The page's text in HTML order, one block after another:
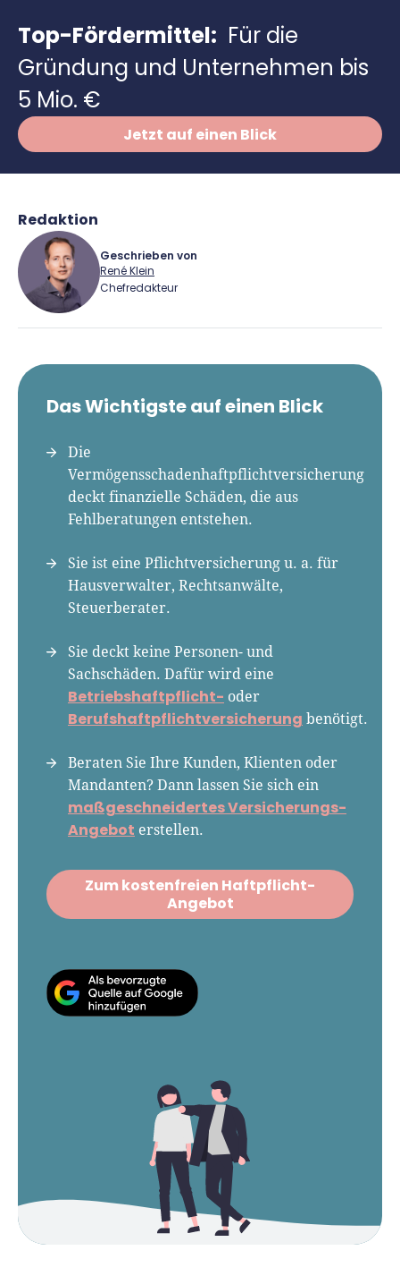
Weitere Tools & Vorlagen
Vergleiche
Steuerberatung
Software
Deals
Top-Fördermittel: Für die
Gründung und Unternehmen bis
5 Mio. €
Jetzt auf einen Blick
Redaktion
Geschrieben von
René Klein
Chefredakteur
Gründer.de Teil der deutschen
Gründerlandschaft. Seine Mission:
Gründerinnen und Gründern praxisnahe
Inhalte und echte Insights an die Hand zu
Podcast-Host, Webinar-Moderator und auf
unserem YouTube-Kanal.
und verfasst Fachbeiträge zu
Gründungsthemen.
Das Wichtigste auf einen Blick
Die
Vermögensschadenhaftpflichtversicherung
deckt finanzielle Schäden, die aus
Fehlberatungen entstehen.
Sie ist eine Pflichtversicherung u. a. für
Hausverwalter, Rechtsanwälte,
Steuerberater.
Sie deckt keine Personen- und
Sachschäden. Dafür wird eine
Betriebshaftpflicht- oder
Berufshaftpflichtversicherung benötigt.
Beraten Sie Ihre Kunden, Klienten oder
Mandanten? Dann lassen Sie sich ein
maßgeschneidertes Versicherungs-
Angebot erstellen.
Zum kostenfreien Haftpflicht-
Angebot